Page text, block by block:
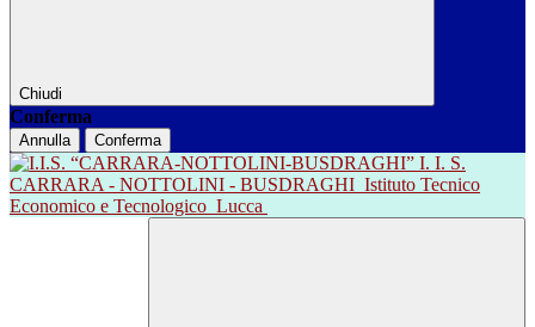
Chiudi
Conferma
Annulla Conferma
I. I. S.
CARRARA - NOTTOLINI - BUSDRAGHI Istituto Tecnico
Economico e Tecnologico Lucca